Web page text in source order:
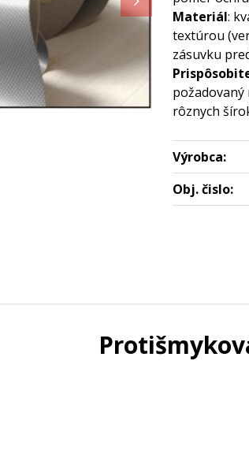
Materiál:
textúrou
zásuvku
rôznych
Výrobca:
Obj. čislo: